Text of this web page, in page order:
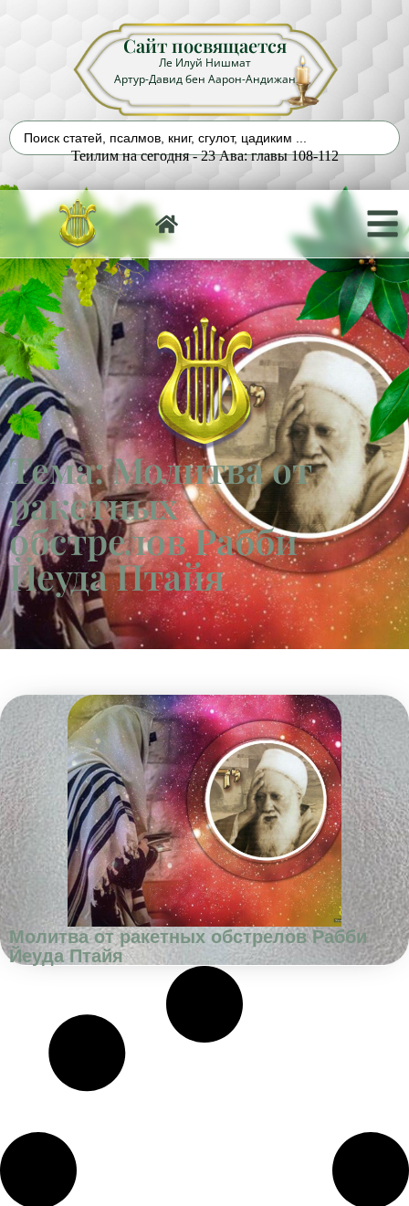
Сайт посвящается
Ле Илуй Нишмат
Артур-Давид бен Аарон-Андижан
Теилим на сегодня - 23 Ава: главы 108-112
Тема: Молитва от
ракетных
обстрелов Рабби
Йеуда Птайя
Молитва от ракетных обстрелов Рабби
Йеуда Птайя